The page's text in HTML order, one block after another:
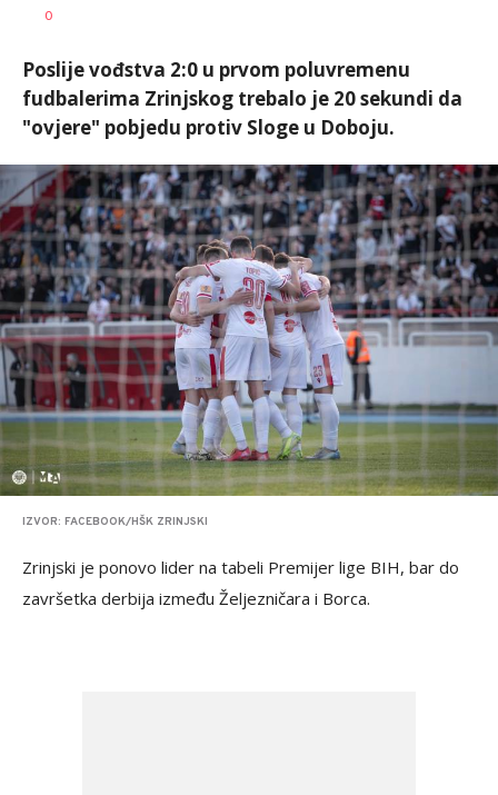
AUTOR
0
Poslije vođstva 2:0 u prvom poluvremenu
fudbalerima Zrinjskog trebalo je 20 sekundi da
"ovjere" pobjedu protiv Sloge u Doboju.
IZVOR: FACEBOOK/HŠK ZRINJSKI
Zrinjski je ponovo lider na tabeli Premijer lige BIH, bar do
završetka derbija između Željezničara i Borca.